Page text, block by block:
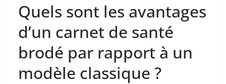
Quels sont les avantages
d’un carnet de santé
brodé par rapport à un
modèle classique ?